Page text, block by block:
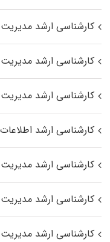
کارشناسی ارشد
کارشناسی ارشد مدیریت
کارشناسی ارشد
کارشناسی ارشد اطلاعات
کارشناسی ارشد مدیریت
کارشناسی ارشد مدیریت
کارشناسی ارشد